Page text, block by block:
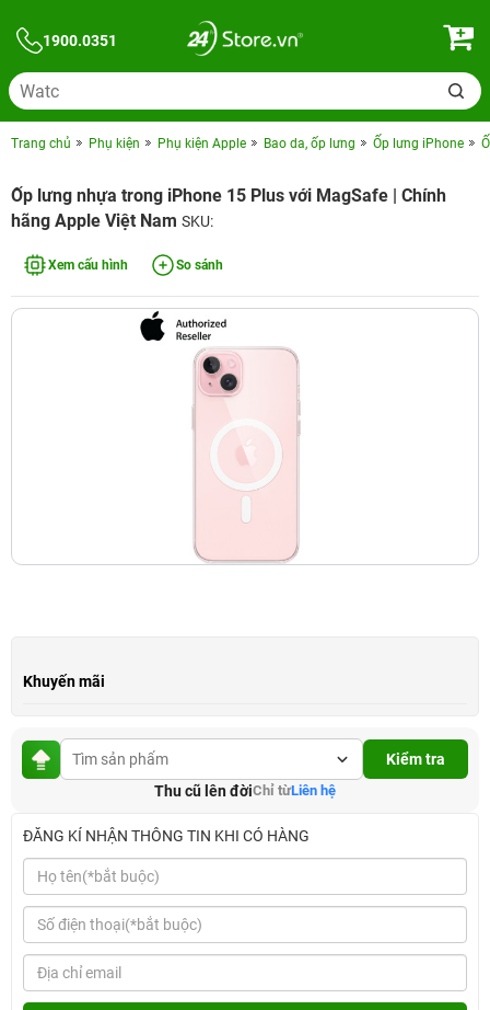
1900.0351
Trang chủ Phụ kiện Phụ kiện Apple Bao da, ốp lưng Ốp lưng iPhone
Ốp lưng nhựa trong iPhone 15 Plus với MagSafe | Chính
hãng Apple Việt Nam SKU:
Xem cấu hình So sánh
Khuyến mãi
Kiểm tra
Thu cũ lên đờiChỉ từLiên hệ
ĐĂNG KÍ NHẬN THÔNG TIN KHI CÓ HÀNG